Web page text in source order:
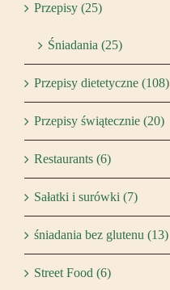
Przepisy (25)
Śniadania (25)
Przepisy dietetyczne (108)
Przepisy świątecznie (20)
Restaurants (6)
Sałatki i surówki (7)
śniadania bez glutenu (13)
Street Food (6)